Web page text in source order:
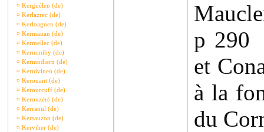
¤ Kerguélen (de)
¤ Kerlazrec (de)
¤ Kerloaguen (de)
¤ Kermauan (de)
¤ Kermellec (de)
¤ Kerminihy (de)
¤ Kermodiern (de)
¤ Kernivinen (de)
¤ Kerouant (de)
¤ Kerourcuff (de)
¤ Kerouzéré (de)
¤ Kerraoul (de)
¤ Kersauzon (de)
¤ Kerviher (de)
p 290
et
à la
du